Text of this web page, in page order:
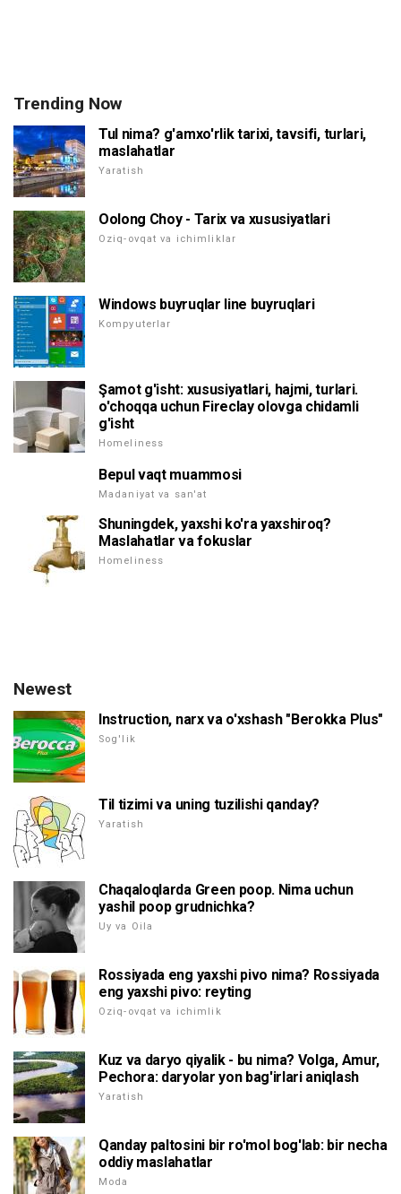
Trending Now
Tul nima? g'amxo'rlik tarixi, tavsifi, turlari,
maslahatlar
Yaratish
Oolong Choy - Tarix va xususiyatlari
Oziq-ovqat va ichimliklar
Windows buyruqlar line buyruqlari
Kompyuterlar
Şamot g'isht: xususiyatlari, hajmi, turlari.
o'choqqa uchun Fireclay olovga chidamli
g'isht
Homeliness
Bepul vaqt muammosi
Madaniyat va san'at
Shuningdek, yaxshi ko'ra yaxshiroq?
Maslahatlar va fokuslar
Homeliness
Newest
Instruction, narx va o'xshash "Berokka Plus"
Sog'lik
Til tizimi va uning tuzilishi qanday?
Yaratish
Chaqaloqlarda Green poop. Nima uchun
yashil poop grudnichka?
Uy va Oila
Rossiyada eng yaxshi pivo nima? Rossiyada
eng yaxshi pivo: reyting
Oziq-ovqat va ichimlik
Kuz va daryo qiyalik - bu nima? Volga, Amur,
Pechora: daryolar yon bag'irlari aniqlash
Yaratish
Qanday paltosini bir ro'mol bog'lab: bir necha
oddiy maslahatlar
Moda